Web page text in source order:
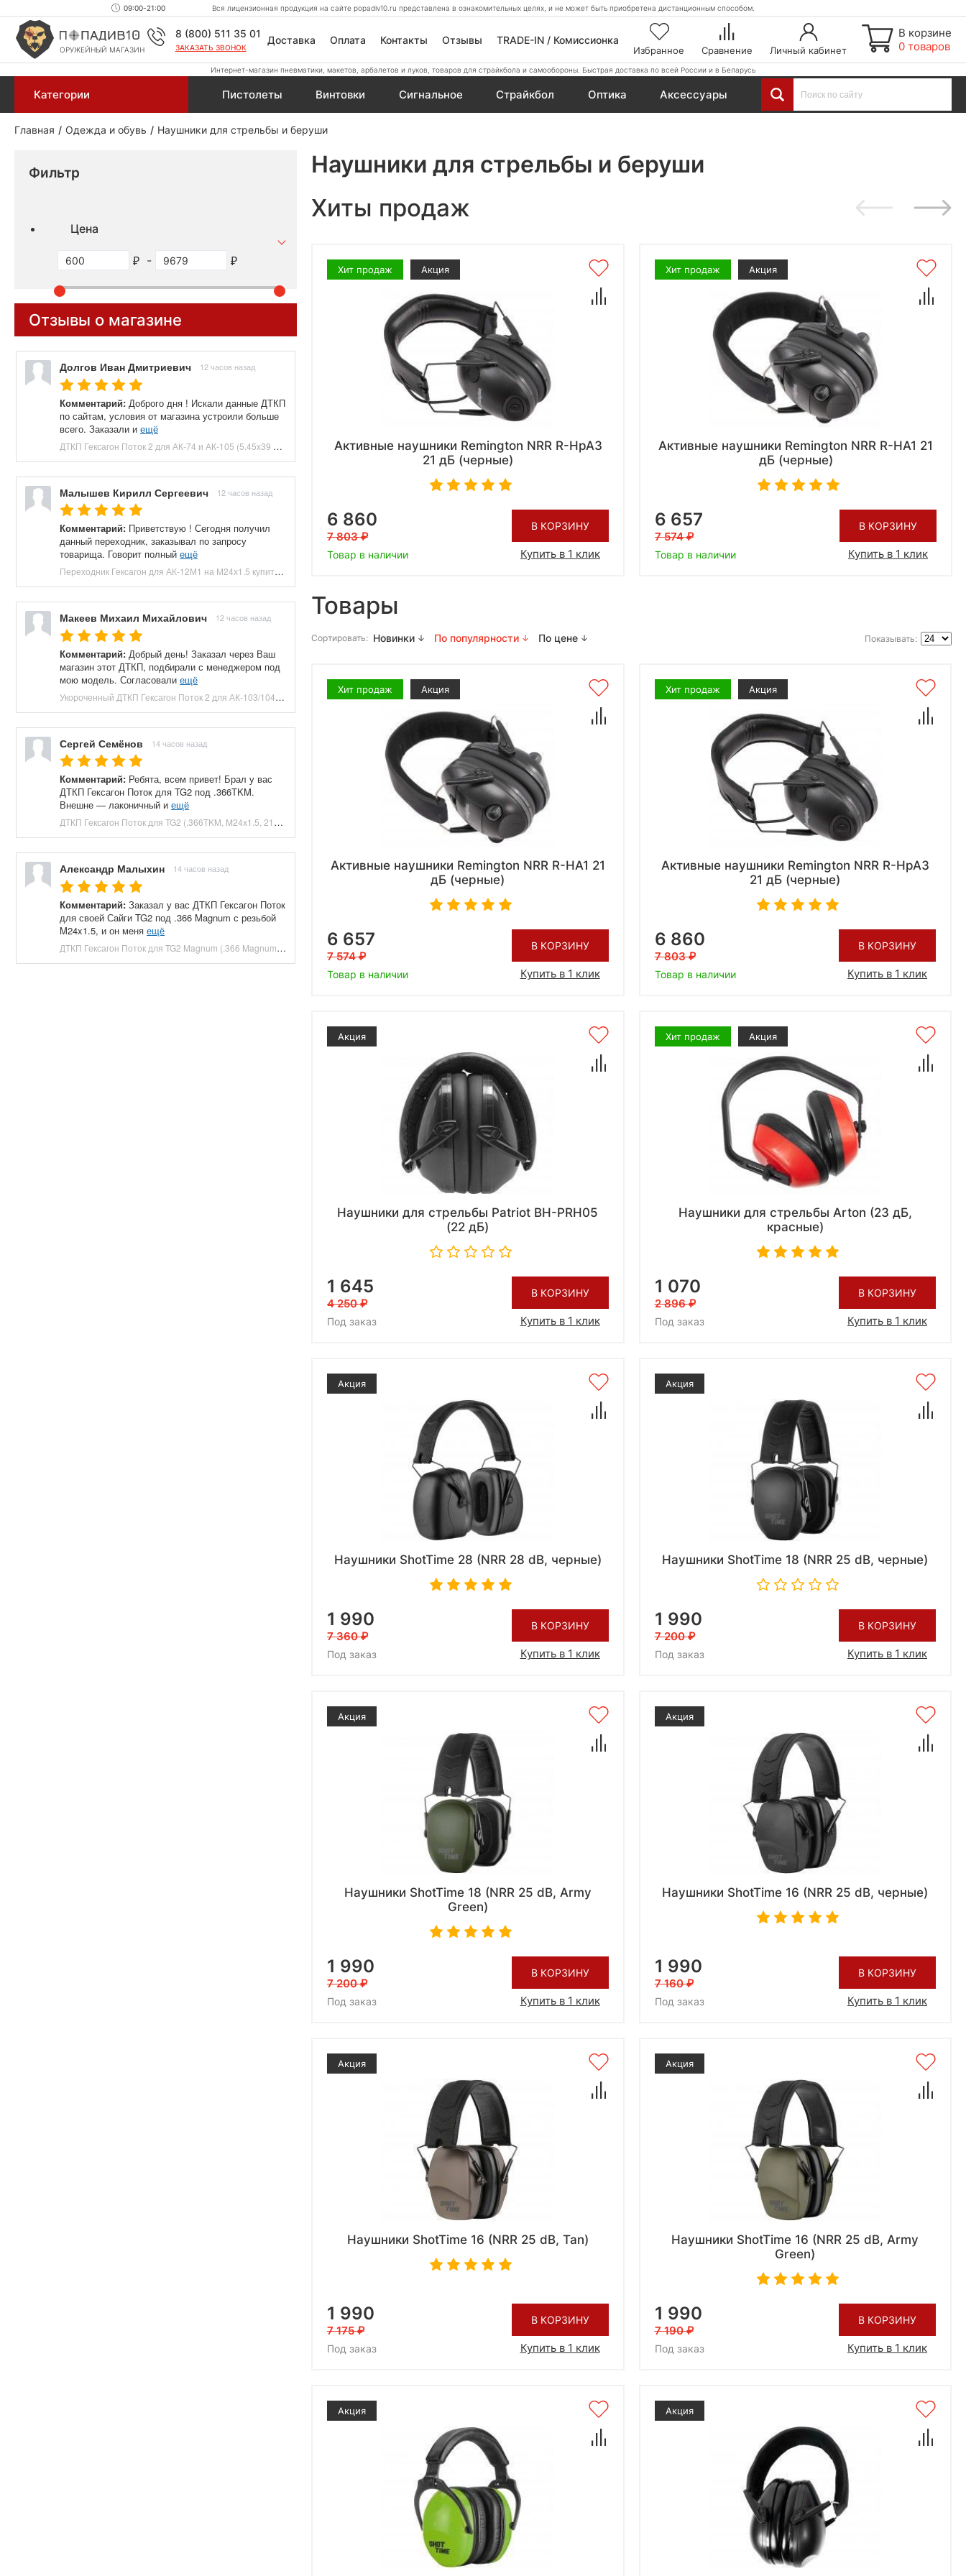
09:00-21:00 Вся лицензионная продукция на сайте popadiv10.ru представлена в ознакомительных целях, и не может быть приобретена дистанционным способом.
ОРУЖЕЙНЫЙ МАГАЗИН
8 (800) 511 35 01
ЗАКАЗАТЬ ЗВОНОК
Доставка Оплата Контакты Отзывы TRADE-IN / Комиссионка
Избранное Сравнение Личный кабинет
В корзине
0 товаров
Интернет-магазин пневматики, макетов, арбалетов и луков, товаров для страйкбола и самообороны. Быстрая доставка по всей России и в Беларусь
Категории Пистолеты Винтовки Сигнальное Страйкбол Оптика Аксессуары
Главная Одежда и обувь Наушники для стрельбы и беруши
Фильтр
Цена
-
Отзывы о магазине
Долгов Иван Дмитриевич 12 часов назад
Комментарий: Доброго дня ! Искали данные ДТКП
по сайтам, условия от магазина устроили больше
всего. Заказали и ещё
ДТКП Гексагон Поток 2 для АК-74 и АК-105 (5.45x39 мм, M24x1.5, 170 мм, 7 камер, банка, сталь) купить в Москве и СПБ, цена 9900 руб. Доставка по РФ!
Малышев Кирилл Сергеевич 12 часов назад
Комментарий: Приветствую ! Сегодня получил
данный переходник, заказывал по запросу
товарища. Говорит полный ещё
Переходник Гексагон для АК-12М1 на М24х1.5 купить в Москве и СПБ, цена 4900 руб. Доставка по РФ!
Макеев Михаил Михайлович 12 часов назад
Комментарий: Добрый день! Заказал через Ваш
магазин этот ДТКП, подбирали с менеджером под
мою модель. Согласовали ещё
Укороченный ДТКП Гексагон Поток 2 для АК-103/104 (M24x1.5, 7.62x39, 5 камер, сталь, 120 мм) купить в Москве и СПБ, цена 8800 руб. Доставка по РФ!
Сергей Семёнов 14 часов назад
Комментарий: Ребята, всем привет! Брал у вас
ДТКП Гексагон Поток для TG2 под .366TKM.
Внешне — лаконичный и ещё
ДТКП Гексагон Поток для TG2 (.366TKM, M24x1.5, 210 мм, банка) купить в Москве и СПБ, цена 23660 руб. Доставка по РФ!
Александр Малыхин 14 часов назад
Комментарий: Заказал у вас ДТКП Гексагон Поток
для своей Сайги TG2 под .366 Magnum с резьбой
M24x1.5, и он меня ещё
ДТКП Гексагон Поток для TG2 Magnum (.366 Magnum, M24x1.5, 230 мм, банка) купить в Москве и СПБ, цена 27040 руб. Доставка по РФ!
Наушники для стрельбы и беруши
Хиты продаж
Хит продаж Акция
Активные наушники Remington NRR R-HpA3
21 дБ (черные)
6 860
7 803
Товар в наличии
В КОРЗИНУ
Купить в 1 клик
Хит продаж Акция
Активные наушники Remington NRR R-HA1 21
дБ (черные)
6 657
7 574
Товар в наличии
В КОРЗИНУ
Купить в 1 клик
Товары
Сортировать: Новинки По популярности По цене Показывать:
Хит продаж Акция
Активные наушники Remington NRR R-HA1 21
дБ (черные)
6 657
7 574
Товар в наличии
В КОРЗИНУ
Купить в 1 клик
Хит продаж Акция
Активные наушники Remington NRR R-HpA3
21 дБ (черные)
6 860
7 803
Товар в наличии
В КОРЗИНУ
Купить в 1 клик
Акция
Наушники для стрельбы Patriot BH-PRH05
(22 дБ)
1 645
4 250
Под заказ
В КОРЗИНУ
Купить в 1 клик
Хит продаж Акция
Наушники для стрельбы Arton (23 дБ,
красные)
1 070
2 896
Под заказ
В КОРЗИНУ
Купить в 1 клик
Акция
Наушники ShotTime 28 (NRR 28 dB, черные)
1 990
7 360
Под заказ
В КОРЗИНУ
Купить в 1 клик
Акция
Наушники ShotTime 18 (NRR 25 dB, черные)
1 990
7 200
Под заказ
В КОРЗИНУ
Купить в 1 клик
Акция
Наушники ShotTime 18 (NRR 25 dB, Army
Green)
1 990
7 200
Под заказ
В КОРЗИНУ
Купить в 1 клик
Акция
Наушники ShotTime 16 (NRR 25 dB, черные)
1 990
7 160
Под заказ
В КОРЗИНУ
Купить в 1 клик
Акция
Наушники ShotTime 16 (NRR 25 dB, Tan)
1 990
7 175
Под заказ
В КОРЗИНУ
Купить в 1 клик
Акция
Наушники ShotTime 16 (NRR 25 dB, Army
Green)
1 990
7 190
Под заказ
В КОРЗИНУ
Купить в 1 клик
Акция Акция